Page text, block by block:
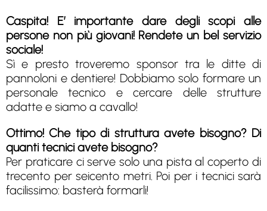
Caspita! E’ importante dare degli scopi alle
persone non più giovani! Rendete un bel servizio
sociale!
Sì e presto troveremo sponsor tra le ditte di
pannoloni e dentiere! Dobbiamo solo formare un
personale tecnico e cercare delle strutture
adatte e siamo a cavallo!
Ottimo! Che tipo di struttura avete bisogno? Di
quanti tecnici avete bisogno?
Per praticare ci serve solo una pista al coperto di
trecento per seicento metri. Poi per i tecnici sarà
facilissimo: basterà formarli!